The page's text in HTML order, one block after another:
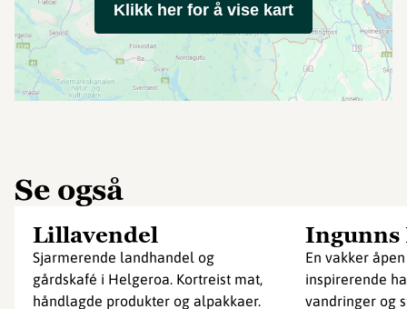
Klikk her for å vise kart
Se også
Lillavendel
Sjarmerende landhandel og
gårdskafé i Helgeroa. Kortreist mat,
håndlagde produkter og alpakkaer.
Ingunns
En vakker
inspirerende
vandringer og